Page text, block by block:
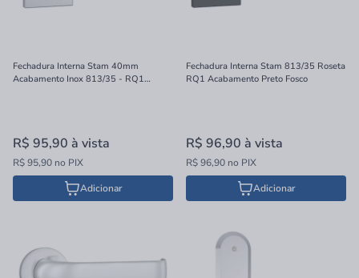
Fechadura Interna Stam 40mm
Acabamento Inox 813/35 - RQ1
R$ 95,90 à vista
R$ 95,90 no PIX
Adicionar
Fechadura Interna Stam 813/35 Roseta
RQ1 Acabamento Preto Fosco
R$ 96,90 à vista
R$ 96,90 no PIX
Adicionar